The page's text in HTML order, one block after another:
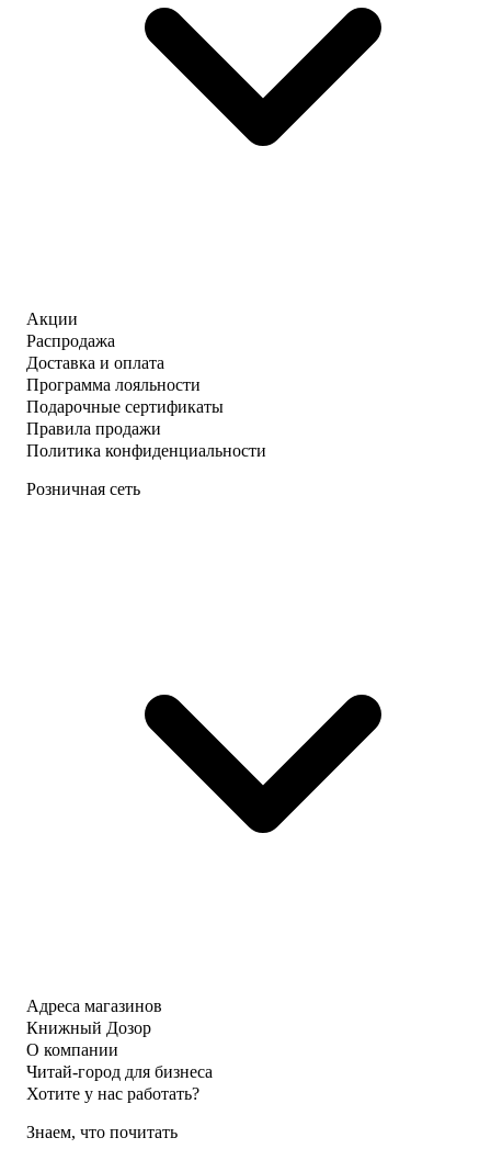
Акции
Распродажа
Доставка и оплата
Программа лояльности
Подарочные сертификаты
Правила продажи
Политика конфиденциальности
Розничная сеть
Адреса магазинов
Книжный Дозор
О компании
Читай-город для бизнеса
Хотите у нас работать?
Знаем, что почитать